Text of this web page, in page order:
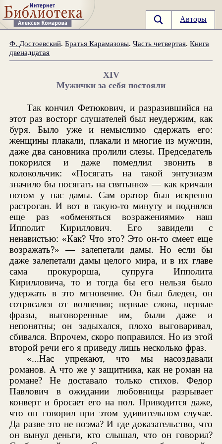
Авторы
Ф. Достоевский.Братья Карамазовы.Часть четвертая.Книга
двенадцатая
XIV
Мужички за себя постояли
Так кончил Фетюкович, и разразившийся на
этот раз восторг слушателей был неудержим, как
буря. Было уже и немыслимо сдержать его:
женщины плакали, плакали и многие из мужчин,
даже два сановника пролили слезы. Председатель
покорился и даже помедлил звонить в
колокольчик: «Посягать на такой энтузиазм
значило бы посягать на святыню» — как кричали
потом у нас дамы. Сам оратор был искренно
растроган. И вот в такую-то минуту и поднялся
еще раз «обменяться возражениями» наш
Ипполит Кириллович. Его завидели с
ненавистью: «Как? Что это? Это он-то смеет еще
возражать?» — залепетали дамы. Но если бы
даже залепетали дамы целого мира, и в их главе
сама прокурорша, супруга Ипполита
Кирилловича, то и тогда бы его нельзя было
удержать в это мгновение. Он был бледен, он
сотрясался от волнения; первые слова, первые
фразы, выговоренные им, были даже и
непонятны; он задыхался, плохо выговаривал,
сбивался. Впрочем, скоро поправился. Но из этой
второй речи его я приведу лишь несколько фраз.
«...Нас упрекают, что мы насоздавали
романов. А что же у защитника, как не роман на
романе? Не доставало только стихов. Федор
Павлович в ожидании любовницы разрывает
конверт и бросает его на пол. Приводится даже,
что он говорил при этом удивительном случае.
Да разве это не поэма? И где доказательство, что
он вынул деньги, кто слышал, что он говорил?